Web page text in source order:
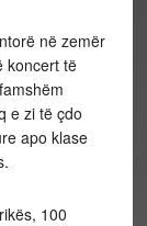
në zemër
koncert të
e zi të çdo
apo klase
100